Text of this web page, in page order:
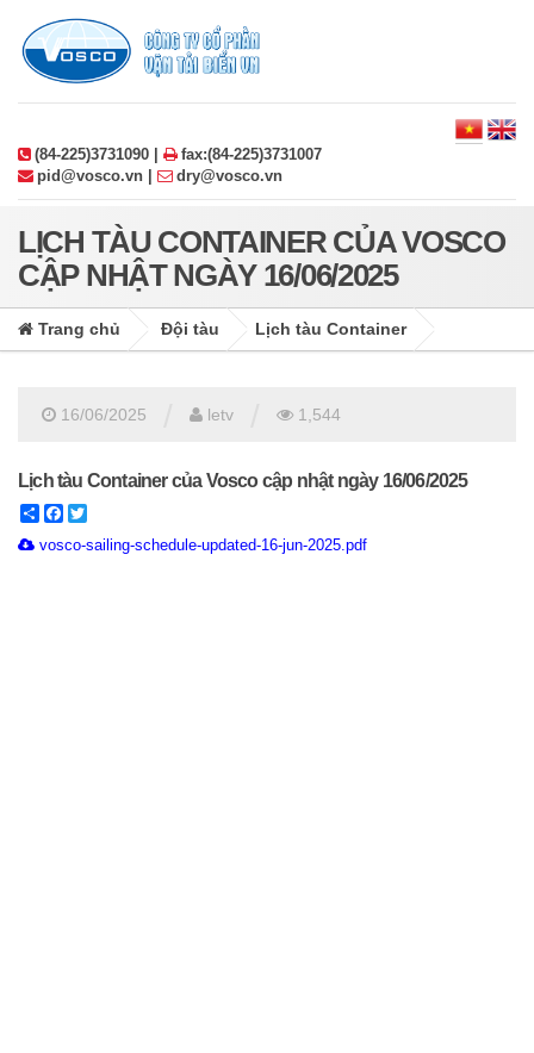
(84-225)3731090 |
fax:(84-225)3731007
pid@vosco.vn |
dry@vosco.vn
LỊCH TÀU CONTAINER CỦA VOSCO
CẬP NHẬT NGÀY 16/06/2025
Trang chủ Đội tàu Lịch tàu Container
16/06/2025 letv 1,544
Lịch tàu Container của Vosco cập nhật ngày 16/06/2025
ShareFacebook
vosco-sailing-schedule-updated-16-jun-2025.pdf